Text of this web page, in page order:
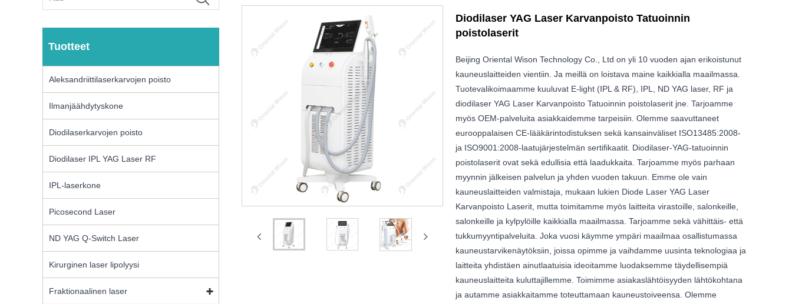
Tuotteet
Aleksandriittilaserkarvojen poisto
Ilmanjäähdytyskone
Diodilaserkarvojen poisto
Diodilaser IPL YAG Laser RF
IPL-laserkone
Picosecond Laser
ND YAG Q-Switch Laser
Kirurginen laser lipolyysi
Fraktionaalinen laser
Diodilaser YAG Laser Karvanpoisto Tatuoinnin
poistolaserit
Beijing Oriental Wison Technology Co., Ltd on yli 10 vuoden ajan erikoistunut
kauneuslaitteiden vientiin. Ja meillä on loistava maine kaikkialla maailmassa.
Tuotevalikoimaamme kuuluvat E-light (IPL & RF), IPL, ND YAG laser, RF ja
diodilaser YAG Laser Karvanpoisto Tatuoinnin poistolaserit jne. Tarjoamme
myös OEM-palveluita asiakkaidemme tarpeisiin. Olemme saavuttaneet
eurooppalaisen CE-lääkärintodistuksen sekä kansainväliset ISO13485:2008-
ja ISO9001:2008-laatujärjestelmän sertifikaatit. Diodilaser-YAG-tatuoinnin
poistolaserit ovat sekä edullisia että laadukkaita. Tarjoamme myös parhaan
myynnin jälkeisen palvelun ja yhden vuoden takuun. Emme ole vain
kauneuslaitteiden valmistaja, mukaan lukien Diode Laser YAG Laser
Karvanpoisto Laserit, mutta toimitamme myös laitteita virastoille, salonkeille,
salonkeille ja kylpylöille kaikkialla maailmassa. Tarjoamme sekä vähittäis- että
tukkumyyntipalveluita. Joka vuosi käymme ympäri maailmaa osallistumassa
kauneustarvikenäytöksiin, joissa opimme ja vaihdamme uusinta teknologiaa ja
laitteita yhdistäen ainutlaatuisia ideoitamme luodaksemme täydellisempiä
kauneuslaitteita kuluttajillemme. Toimimme asiakaslähtöisyyden lähtökohtana
ja autamme asiakkaitamme toteuttamaan kauneustoiveensa. Olemme